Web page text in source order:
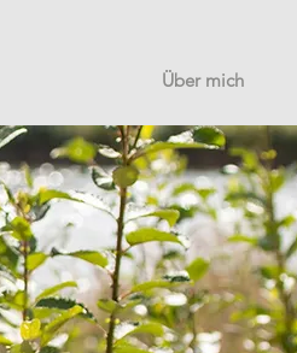
Über mich